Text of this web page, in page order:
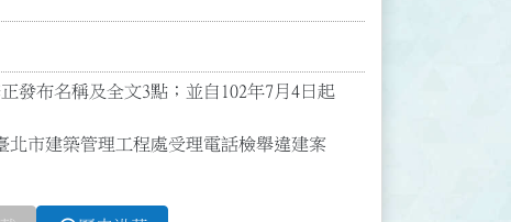
發布名稱及全文3點；並自102年7月4日起
北市建築管理工程處受理電話檢舉違建案